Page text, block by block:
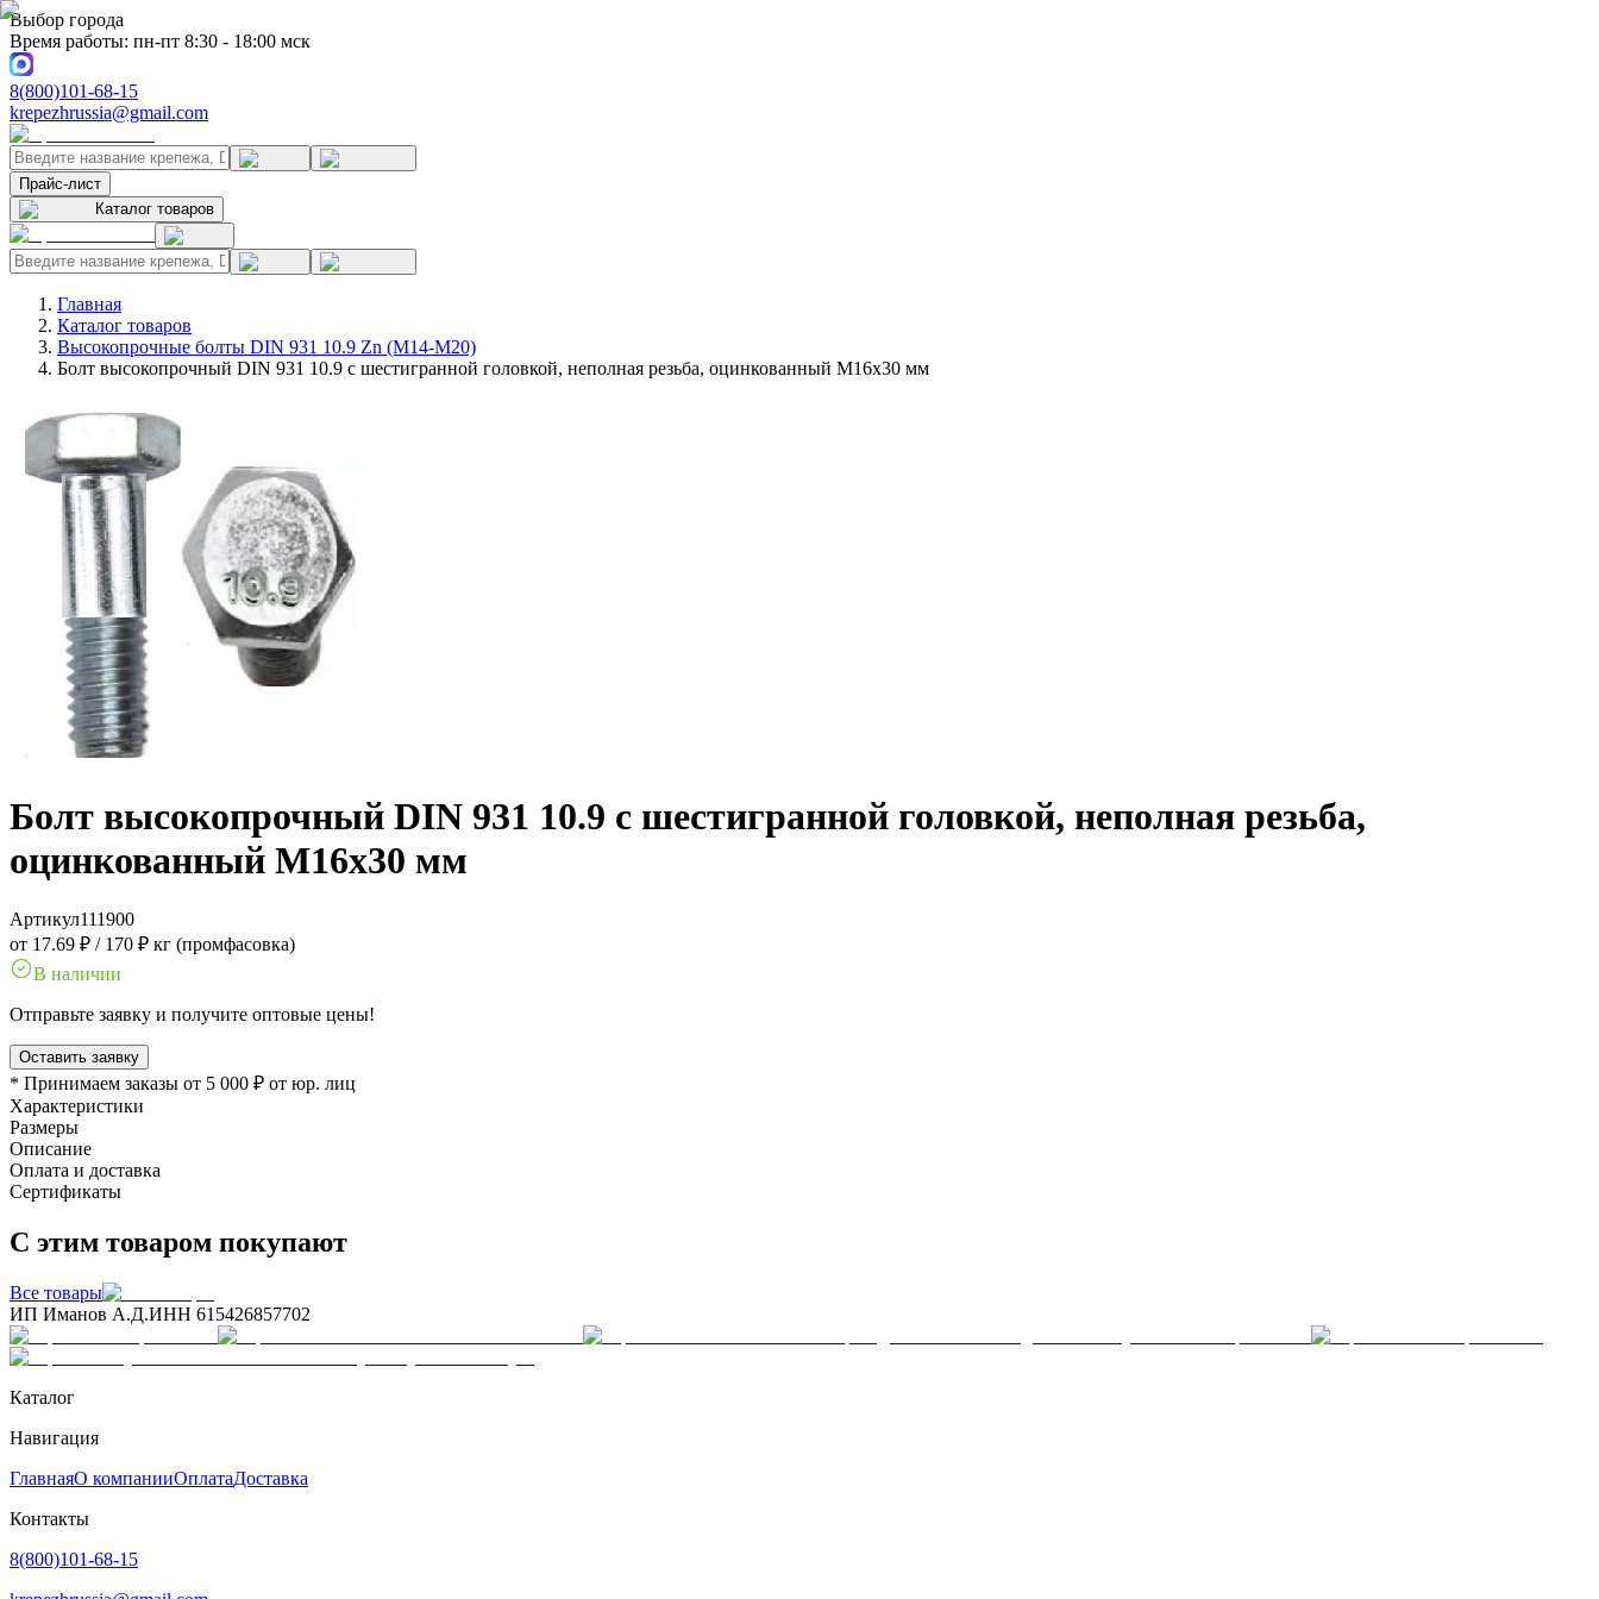
Выбор города
Время работы: пн-пт 8:30 - 18:00 мск
8(800)101-68-15
krepezhrussia@gmail.com
Прайс-лист
Каталог товаров
Главная
Каталог товаров
Высокопрочные болты DIN 931 10.9 Zn (M14-M20)
Болт высокопрочный DIN 931 10.9 с шестигранной головкой, неполная резьба, оцинкованный M16x30 мм
Болт высокопрочный DIN 931 10.9 с шестигранной головкой, неполная резьба,
оцинкованный M16x30 мм
Артикул111900
от 17.69 ₽ / 170 ₽ кг (промфасовка)
В наличии
Отправьте заявку и получите оптовые цены!
Оставить заявку
* Принимаем заказы от 5 000 ₽ от юр. лиц
Характеристики
Размеры
Описание
Оплата и доставка
Сертификаты
С этим товаром покупают
Все товары
ИП Иманов А.Д.ИНН 615426857702
Каталог
Навигация
ГлавнаяО компанииОплатаДоставка
Контакты
8(800)101-68-15